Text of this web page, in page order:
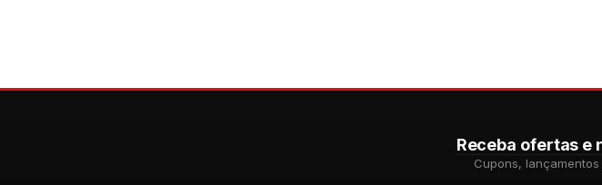
Receba ofertas e
Cupons,